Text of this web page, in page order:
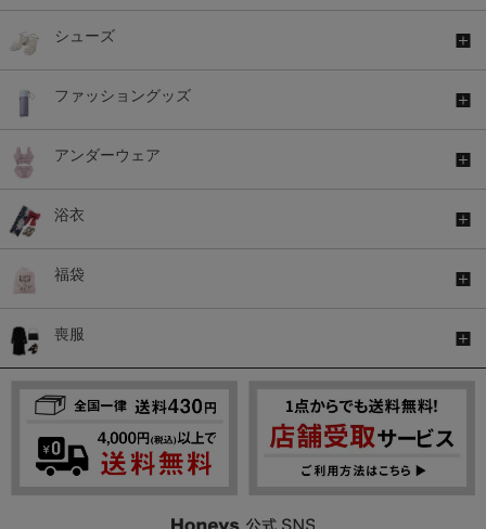
シューズ
ファッショングッズ
アンダーウェア
浴衣
福袋
喪服